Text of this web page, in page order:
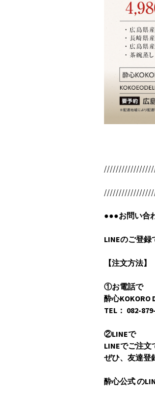
●●●お問い合
LINEのご登録
【︎注文方法】
①お電話で
酔心KOKORO
TEL ： 082-
②LINEで
LINEでご注文
ぜひ、友達登
酔心公式 の